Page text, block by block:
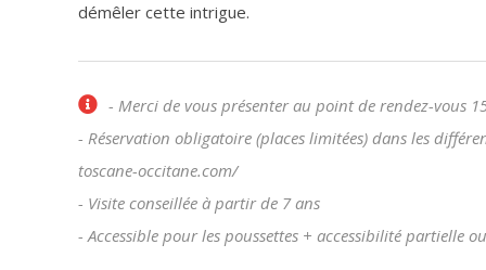
démêler cette intrigue.
- Merci de vous présenter au point de rendez-vous
- Réservation obligatoire (places limitées) dans les
toscane-occitane.com/
- Visite conseillée à partir de 7 ans
- Accessible pour les poussettes + accessibilité partielle